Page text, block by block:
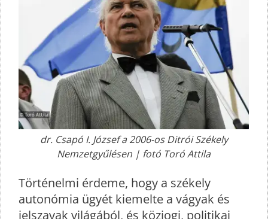
dr. Csapó I. József a 2006-os Ditrói Székely
Nemzetgyűlésen | fotó Toró Attila
Történelmi érdeme, hogy a székely
autonómia ügyét kiemelte a vágyak és
jelszavak világából, és közjogi, politikai